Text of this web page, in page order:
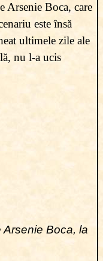
Arsenie Boca, care
este însă
ultimele zile ale
nu l-a ucis
Arsenie Boca, la